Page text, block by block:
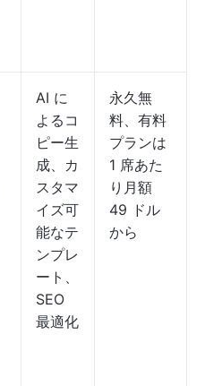
AI に
よるコ
ピー生
成、カ
スタマ
イズ可
能なテ
ンプレ
ート、
SEO
最適化
永久無
料、有料
プランは
1 席あた
り月額
49 ドル
から